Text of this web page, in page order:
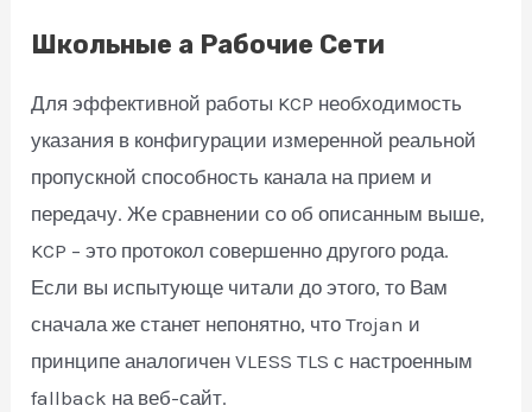
Школьные а Рабочие Сети
Для эффективной работы KCP необходимость
указания в конфигурации измеренной реальной
пропускной способность канала на прием и
передачу. Же сравнении со об описанным выше,
KCP – это протокол совершенно другого рода.
Если вы испытующе читали до этого, то Вам
сначала же станет непонятно, что Trojan и
принципе аналогичен VLESS TLS с настроенным
fallback на веб-сайт.